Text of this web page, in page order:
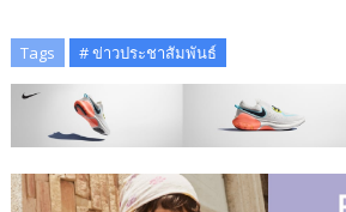
Tags # ข่าวประชาสัมพันธ์